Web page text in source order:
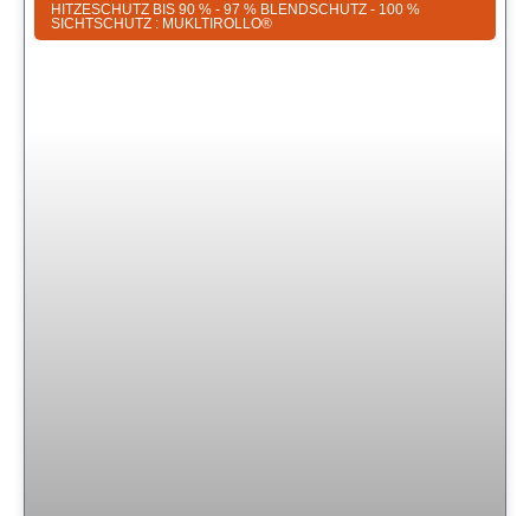
HITZESCHUTZ BIS 90 % - 97 % BLENDSCHUTZ - 100 %
SICHTSCHUTZ : MUKLTIROLLO®